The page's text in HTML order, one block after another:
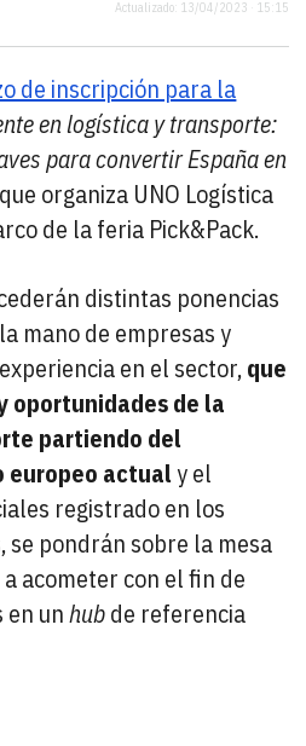
Actualizado: 13/04/2023 · 15:15
de inscripción para la
en logística y transporte:
para convertir España en
organiza UNO Logística
de la feria Pick&Pack.
distintas ponencias
mano de empresas y
en el sector,que
oportunidades de la
partiendo del
europeo actualy el
registrado en los
se pondrán sobre la mesa
acometer con el fin de
en unhubde referencia